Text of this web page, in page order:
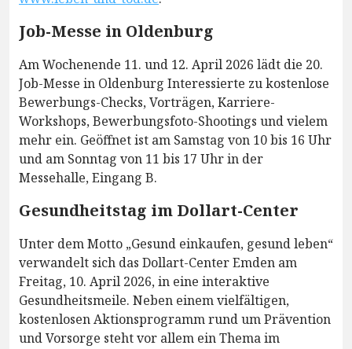
Job-Messe in Oldenburg
Am Wochenende 11. und 12. April 2026 lädt die 20.
Job-Messe in Oldenburg Interessierte zu kostenlose
Bewerbungs-Checks, Vorträgen, Karriere-
Workshops, Bewerbungsfoto-Shootings und vielem
mehr ein. Geöffnet ist am Samstag von 10 bis 16 Uhr
und am Sonntag von 11 bis 17 Uhr in der
Messehalle, Eingang B.
Gesundheitstag im Dollart-Center
Unter dem Motto „Gesund einkaufen, gesund leben“
verwandelt sich das Dollart-Center Emden am
Freitag, 10. April 2026, in eine interaktive
Gesundheitsmeile. Neben einem vielfältigen,
kostenlosen Aktionsprogramm rund um Prävention
und Vorsorge steht vor allem ein Thema im